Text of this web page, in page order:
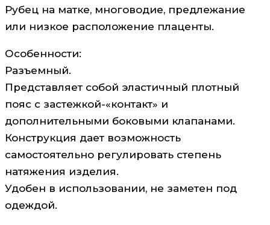
Рубец на матке, многоводие, предлежание
или низкое расположение плаценты.
Особенности:
Разъемный.
Представляет собой эластичный плотный
пояс с застежкой-«контакт» и
дополнительными боковыми клапанами.
Конструкция дает возможность
самостоятельно регулировать степень
натяжения изделия.
Удобен в использовании, не заметен под
одеждой.